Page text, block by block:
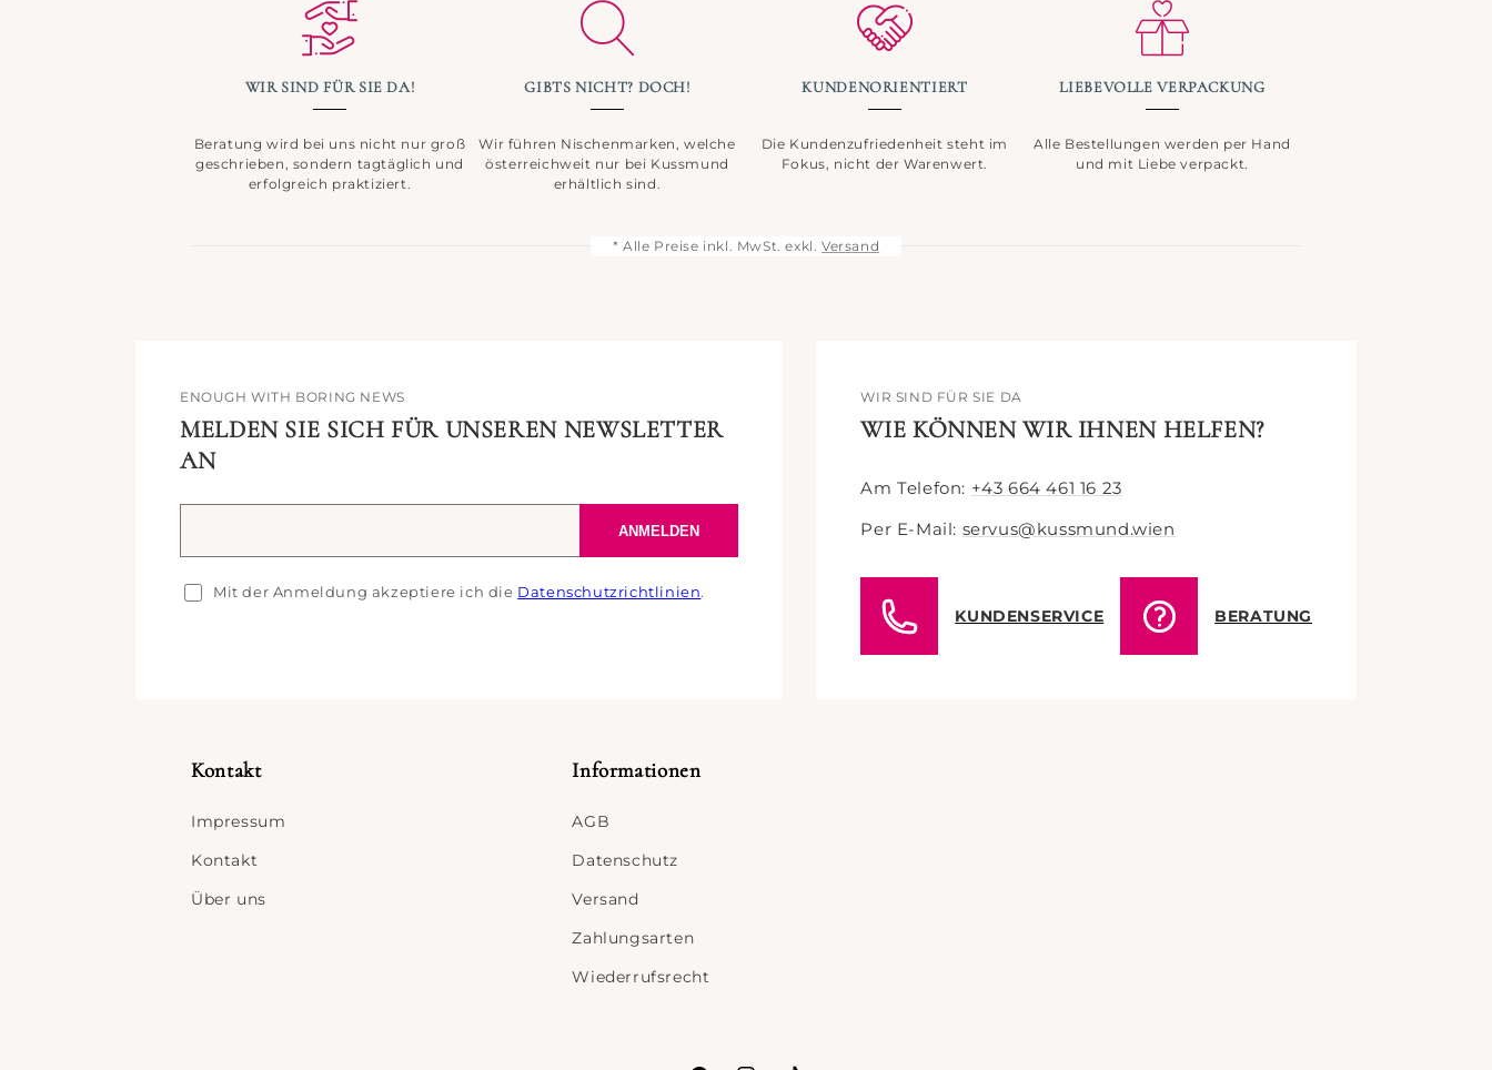
WIR SIND FÜR SIE DA!
Beratung wird bei uns nicht nur groß
geschrieben, sondern tagtäglich und
erfolgreich praktiziert.
GIBTS NICHT? DOCH!
Wir führen Nischenmarken, welche
österreichweit nur bei Kussmund
erhältlich sind.
KUNDENORIENTIERT
Die Kundenzufriedenheit steht im
Fokus, nicht der Warenwert.
LIEBEVOLLE VERPACKUNG
Alle Bestellungen werden per Hand
und mit Liebe verpackt.
* Alle Preise inkl. MwSt. exkl. Versand
ENOUGH WITH BORING NEWS
MELDEN SIE SICH FÜR UNSEREN NEWSLETTER
AN
E-
Mail-
ANMELDEN
Mit der Anmeldung akzeptiere ich die Datenschutzrichtlinien.
WIR SIND FÜR SIE DA
WIE KÖNNEN WIR IHNEN HELFEN?
Am Telefon: +43 664 461 16 23
Per E-Mail: servus@kussmund.wien
KUNDENSERVICE BERATUNG
Kontakt
Impressum
Kontakt
Über uns
Informationen
AGB
Datenschutz
Versand
Zahlungsarten
Wiederrufsrecht